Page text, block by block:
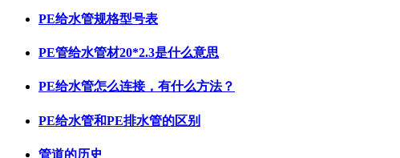
PE给水管规格型号表
PE管给水管材20*2.3是什么意思
PE给水管怎么连接，有什么方法？
PE给水管和PE排水管的区别
管道的历史